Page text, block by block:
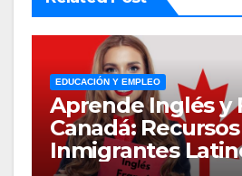
EDUCACIÓN Y EMPLEO
Aprende Inglés y
Canadá:
Inmigrantes